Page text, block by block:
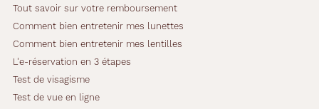
Tout savoir sur votre remboursement
Comment bien entretenir mes lunettes
Comment bien entretenir mes lentilles
L'e-réservation en 3 étapes
Test de visagisme
Test de vue en ligne